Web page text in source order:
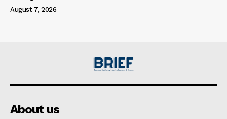
August 7, 2026
About us